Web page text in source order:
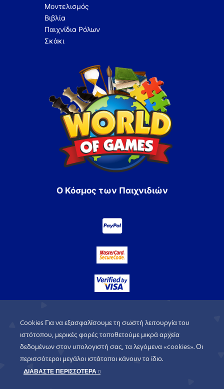
Μοντελισμός
Βιβλία
Παιχνίδια Ρόλων
Σκάκι
Ο Κόσμος των Παιχνιδιών
Cookies Για να εξασφαλίσουμε τη σωστή λειτουργία του
ιστότοπου, μερικές φορές τοποθετούμε μικρά αρχεία
δεδομένων στον υπολογιστή σας, τα λεγόμενα «cookies». Οι
περισσότεροι μεγάλοι ιστότοποι κάνουν το ίδιο.
ΔΙΑΒΑΣΤΕ ΠΕΡΙΣΣΟΤΕΡΑ